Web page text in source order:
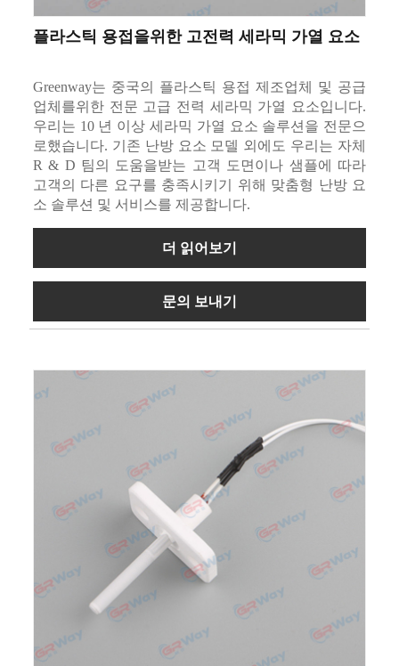
플라스틱 용접을위한 고전력 세라믹 가열 요소
Greenway는 중국의 플라스틱 용접 제조업체 및 공급
업체를위한 전문 고급 전력 세라믹 가열 요소입니다.
우리는 10 년 이상 세라믹 가열 요소 솔루션을 전문으
로했습니다. 기존 난방 요소 모델 외에도 우리는 자체
R & D 팀의 도움을받는 고객 도면이나 샘플에 따라
고객의 다른 요구를 충족시키기 위해 맞춤형 난방 요
소 솔루션 및 서비스를 제공합니다.
더 읽어보기
문의 보내기